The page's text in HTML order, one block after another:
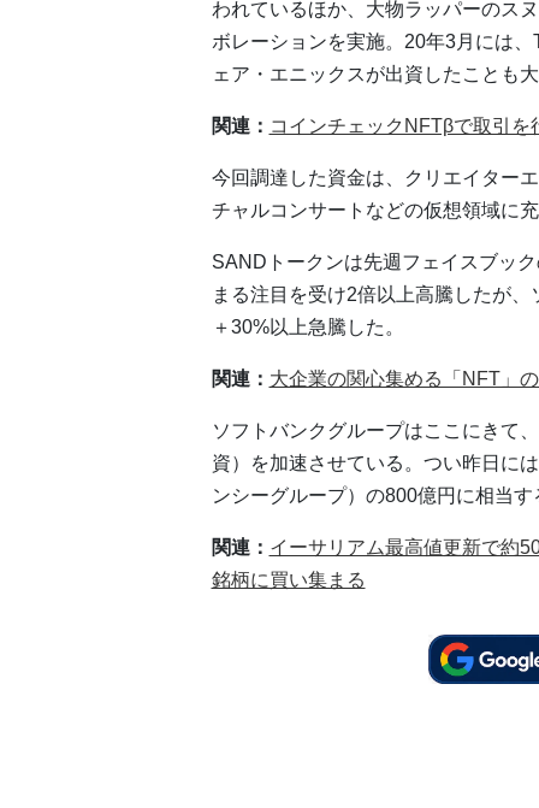
われているほか、大物ラッパーのス
ボレーションを実施。20年3月には
ェア・エニックスが出資したことも
関連： コインチェックNFTβで取引
今回調達した資金は、クリエイター
チャルコンサートなどの仮想領域に
SANDトークンは先週フェイスブッ
まる注目を受け2倍以上高騰したが
＋30%以上急騰した。
関連： 大企業の関心集める「NFT」
ソフトバンクグループはここにきて
資）を加速させている。つい昨日に
ンシーグループ）の800億円に相当
関連： イーサリアム最高値更新で約
銘柄に買い集まる